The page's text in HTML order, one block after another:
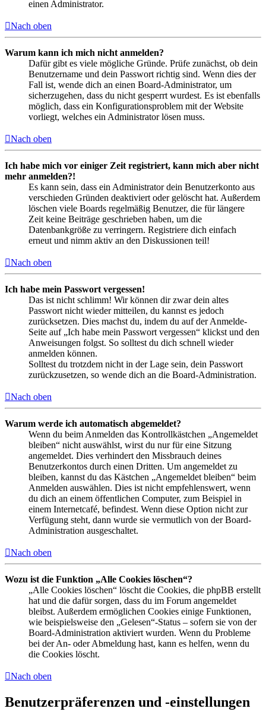
einen Administrator.
Nach oben
Warum kann ich mich nicht anmelden?
Dafür gibt es viele mögliche Gründe. Prüfe zunächst, ob dein
Benutzername und dein Passwort richtig sind. Wenn dies der
Fall ist, wende dich an einen Board-Administrator, um
sicherzugehen, dass du nicht gesperrt wurdest. Es ist ebenfalls
möglich, dass ein Konfigurationsproblem mit der Website
vorliegt, welches ein Administrator lösen muss.
Nach oben
Ich habe mich vor einiger Zeit registriert, kann mich aber nicht
mehr anmelden?!
Es kann sein, dass ein Administrator dein Benutzerkonto aus
verschieden Gründen deaktiviert oder gelöscht hat. Außerdem
löschen viele Boards regelmäßig Benutzer, die für längere
Zeit keine Beiträge geschrieben haben, um die
Datenbankgröße zu verringern. Registriere dich einfach
erneut und nimm aktiv an den Diskussionen teil!
Nach oben
Ich habe mein Passwort vergessen!
Das ist nicht schlimm! Wir können dir zwar dein altes
Passwort nicht wieder mitteilen, du kannst es jedoch
zurücksetzen. Dies machst du, indem du auf der Anmelde-
Seite auf „Ich habe mein Passwort vergessen“ klickst und den
Anweisungen folgst. So solltest du dich schnell wieder
anmelden können.
Solltest du trotzdem nicht in der Lage sein, dein Passwort
zurückzusetzen, so wende dich an die Board-Administration.
Nach oben
Warum werde ich automatisch abgemeldet?
Wenn du beim Anmelden das Kontrollkästchen „Angemeldet
bleiben“ nicht auswählst, wirst du nur für eine Sitzung
angemeldet. Dies verhindert den Missbrauch deines
Benutzerkontos durch einen Dritten. Um angemeldet zu
bleiben, kannst du das Kästchen „Angemeldet bleiben“ beim
Anmelden auswählen. Dies ist nicht empfehlenswert, wenn
du dich an einem öffentlichen Computer, zum Beispiel in
einem Internetcafé, befindest. Wenn diese Option nicht zur
Verfügung steht, dann wurde sie vermutlich von der Board-
Administration ausgeschaltet.
Nach oben
Wozu ist die Funktion „Alle Cookies löschen“?
„Alle Cookies löschen“ löscht die Cookies, die phpBB erstellt
hat und die dafür sorgen, dass du im Forum angemeldet
bleibst. Außerdem ermöglichen Cookies einige Funktionen,
wie beispielsweise den „Gelesen“-Status – sofern sie von der
Board-Administration aktiviert wurden. Wenn du Probleme
bei der An- oder Abmeldung hast, kann es helfen, wenn du
die Cookies löscht.
Nach oben
Benutzerpräferenzen und -einstellungen